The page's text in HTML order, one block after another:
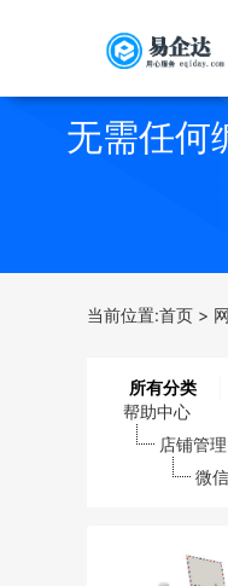
无需任何
当前位置:首页 >
所有分类
帮助中心
店铺管理
微